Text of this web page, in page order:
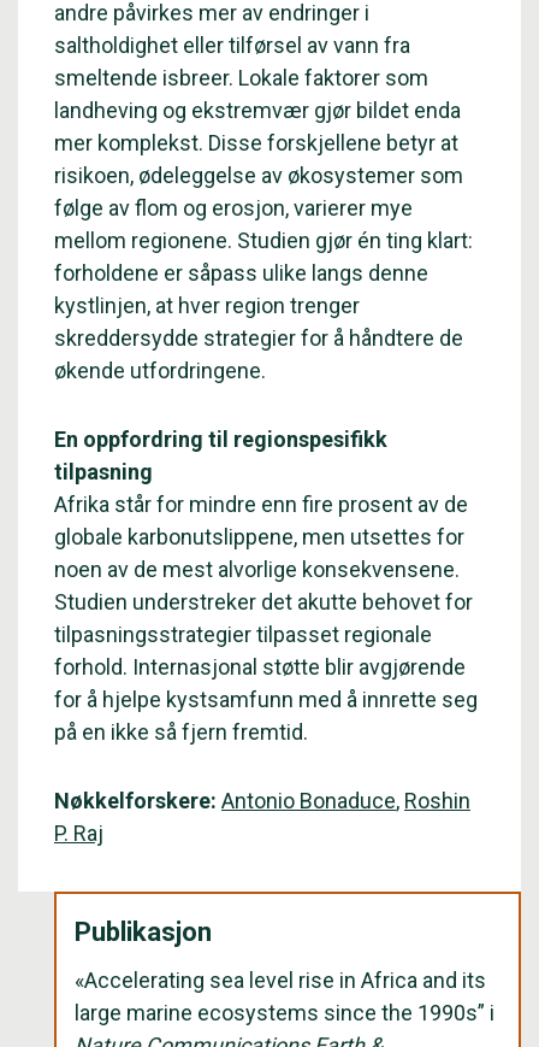
andre påvirkes mer av endringer i
saltholdighet eller tilførsel av vann fra
smeltende isbreer. Lokale faktorer som
landheving og ekstremvær gjør bildet enda
mer komplekst. Disse forskjellene betyr at
risikoen, ødeleggelse av økosystemer som
følge av flom og erosjon, varierer mye
mellom regionene. Studien gjør én ting klart:
forholdene er såpass ulike langs denne
kystlinjen, at hver region trenger
skreddersydde strategier for å håndtere de
økende utfordringene.
En oppfordring til regionspesifikk
tilpasning
Afrika står for mindre enn fire prosent av de
globale karbonutslippene, men utsettes for
noen av de mest alvorlige konsekvensene.
Studien understreker det akutte behovet for
tilpasningsstrategier tilpasset regionale
forhold. Internasjonal støtte blir avgjørende
for å hjelpe kystsamfunn med å innrette seg
på en ikke så fjern fremtid.
Nøkkelforskere: Antonio Bonaduce, Roshin
P. Raj
Publikasjon
«Accelerating sea level rise in Africa and its
large marine ecosystems since the 1990s” i